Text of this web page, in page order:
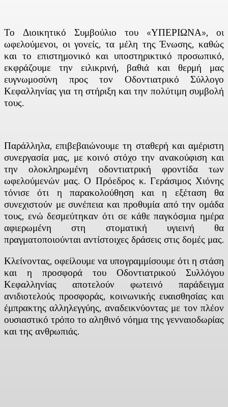
Το Διοικητικό Συμβούλιο του «ΥΠΕΡΙΩΝΑ», οι
ωφελούμενοι, οι γονείς, τα μέλη της Ένωσης, καθώς
και το επιστημονικό και υποστηρικτικό προσωπικό,
εκφράζουμε την ειλικρινή, βαθιά και θερμή μας
ευγνωμοσύνη προς τον Οδοντιατρικό Σύλλογο
Κεφαλληνίας για τη στήριξη και την πολύτιμη συμβολή
τους.
Παράλληλα, επιβεβαιώνουμε τη σταθερή και αμέριστη
συνεργασία μας, με κοινό στόχο την ανακούφιση και
την ολοκληρωμένη οδοντιατρική φροντίδα των
ωφελούμενών μας. Ο Πρόεδρος κ. Γεράσιμος Χιόνης
τόνισε ότι η παρακολούθηση και η εξέταση θα
συνεχιστούν με συνέπεια και προθυμία από την ομάδα
τους, ενώ δεσμεύτηκαν ότι σε κάθε παγκόσμια ημέρα
αφιερωμένη στη στοματική υγιεινή θα
πραγματοποιούνται αντίστοιχες δράσεις στις δομές μας.
Κλείνοντας, οφείλουμε να υπογραμμίσουμε ότι η στάση
και η προσφορά του Οδοντιατρικού Συλλόγου
Κεφαλληνίας αποτελούν φωτεινό παράδειγμα
ανιδιοτελούς προσφοράς, κοινωνικής ευαισθησίας και
έμπρακτης αλληλεγγύης, αναδεικνύοντας με τον πλέον
ουσιαστικό τρόπο το αληθινό νόημα της γενναιοδωρίας
και της ανθρωπιάς.